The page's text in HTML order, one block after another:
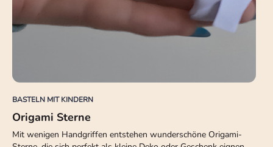
BASTELN MIT KINDERN
Origami Sterne
Mit wenigen Handgriffen entstehen wunderschöne Origami-